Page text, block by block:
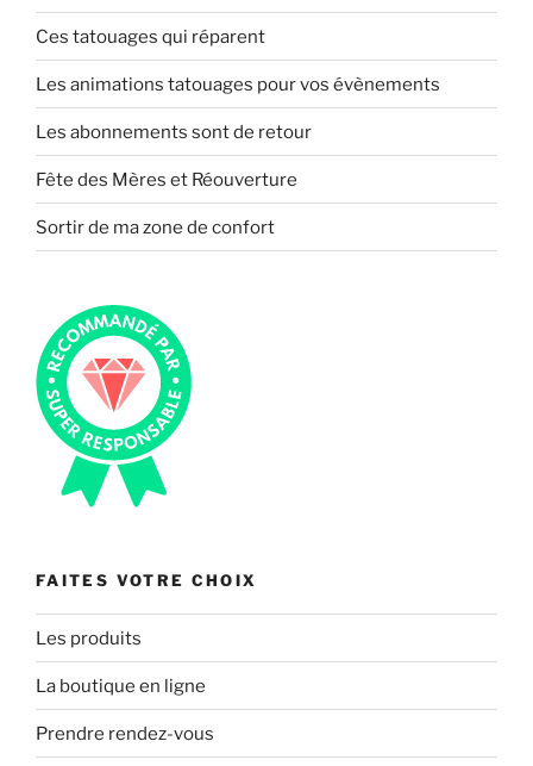
Ces tatouages qui réparent
Les animations tatouages pour vos évènements
Les abonnements sont de retour
Fête des Mères et Réouverture
Sortir de ma zone de confort
FAITES VOTRE CHOIX
Les produits
La boutique en ligne
Prendre rendez-vous